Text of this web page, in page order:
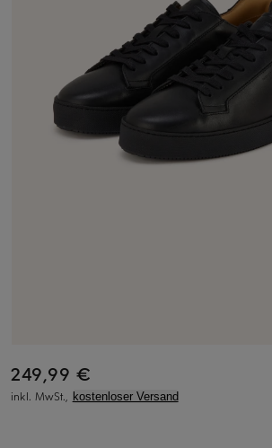
249,99 €
inkl. MwSt., kostenloser Versand